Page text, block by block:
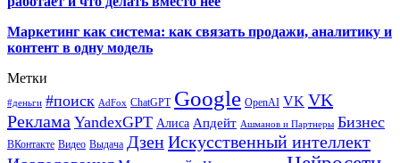
Маркетинг как система: как связать продажи, аналитику и
контент в одну модель
Метки
#деньги #поиск AdFox ChatGPT Google OpenAI VK VK
Реклама YandexGPT Алиса Апдейт Ашманов и Партнеры Бизнес
ВКонтакте Видео Выдача ДзенИскусственный интеллект